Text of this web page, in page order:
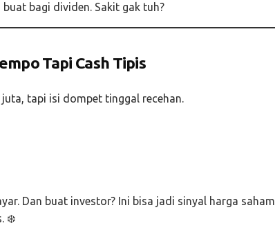
bagi dividen. Sakit gak tuh?
Tapi Cash Tipis
tapi isi dompet tinggal recehan.
Dan buat investor? Ini bisa jadi sinyal harga saham
❄️